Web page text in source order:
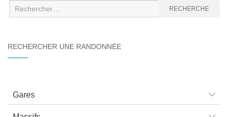
Recherche
:
RECHERCHE
RECHERCHER UNE RANDONNÉE
Gares